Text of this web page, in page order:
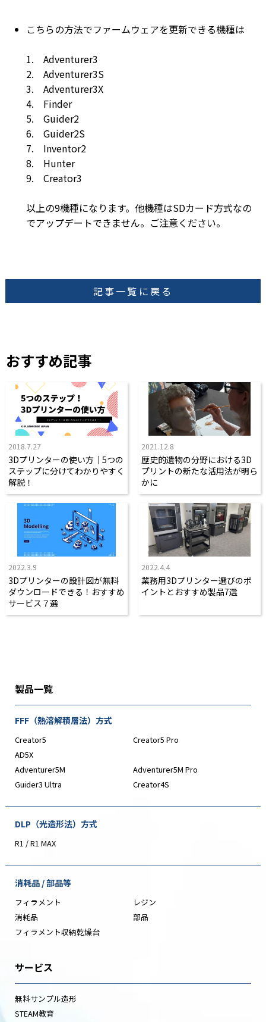
こちらの方法でファームウェアを更新できる機種は
1. Adventurer3
2. Adventurer3S
3. Adventurer3X
4. Finder
5. Guider2
6. Guider2S
7. Inventor2
8. Hunter
9. Creator3
以上の9機種になります。他機種はSDカード方式なの
でアップデートできません。ご注意ください。
記事一覧に戻る
おすすめ記事
2018.7.27
3Dプリンターの使い方｜5つの
ステップに分けてわかりやすく
解説！
2021.12.8
歴史的遺物の分野における3D
プリントの新たな活用法が明ら
かに
2022.3.9
3Dプリンターの設計図が無料
ダウンロードできる！おすすめ
サービス７選
2022.4.4
業務用3Dプリンター選びのポ
イントとおすすめ製品7選
製品一覧
FFF（熱溶解積層法）方式
Creator5
Creator5 Pro
AD5X
Adventurer5M
Adventurer5M Pro
Guider3 Ultra
Creator4S
DLP（光造形法）方式
R1 / R1 MAX
消耗品 / 部品等
フィラメント
レジン
消耗品
部品
フィラメント収納乾燥台
サービス
無料サンプル造形
STEAM教育